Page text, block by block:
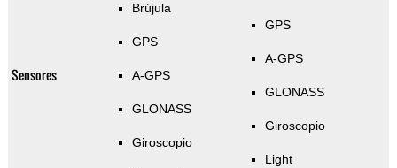
Sensores
Brújula
GPS
A-GPS
GLONASS
Giroscopio
GPS
A-GPS
GLONASS
Giroscopio
Light